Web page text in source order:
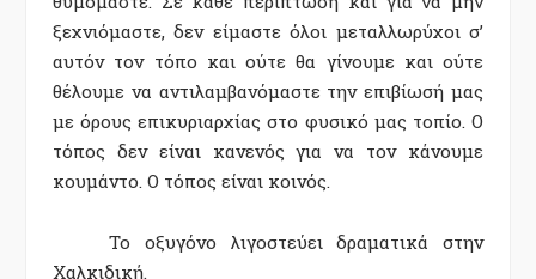
ξεχνιόμαστε, δεν είμαστε όλοι μεταλλωρύχοι σ’
αυτόν τον τόπο και ούτε θα γίνουμε και ούτε
θέλουμε να αντιλαμβανόμαστε την επιβίωσή μας
με όρους επικυριαρχίας στο φυσικό μας τοπίο. Ο
τόπος δεν είναι κανενός για να τον κάνουμε
κουμάντο. Ο τόπος είναι κοινός.
Το οξυγόνο λιγοστεύει δραματικά στην
Χαλκιδική.